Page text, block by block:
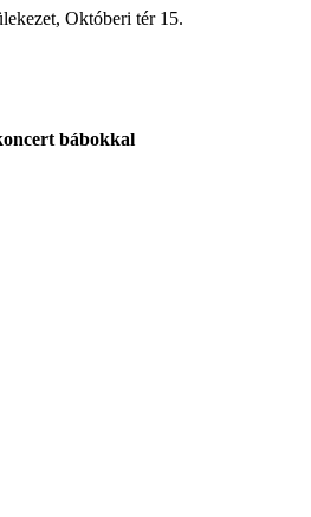
Októberi tér 15.
bábokkal